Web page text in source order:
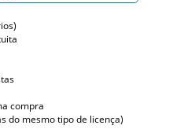
compra
do mesmo tipo de licença)